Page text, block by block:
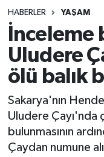
HABERLER YAŞAM
İnceleme
Uludere
ölü balık
Sakarya'nın
Uludere Çayı'nda
bulunmasının
Çaydan numune
Spor
Teknoloji
Yaşam